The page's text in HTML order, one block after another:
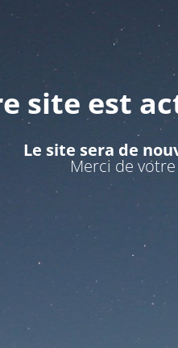
site est
Le site sera de
Merci de